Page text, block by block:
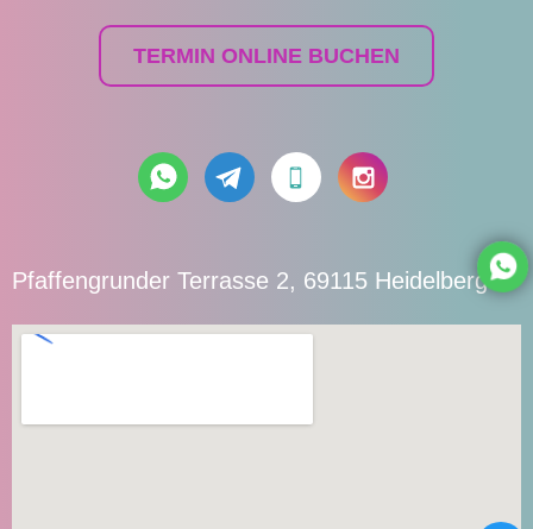
TERMIN ONLINE BUCHEN
Pfaffengrunder Terrasse 2, 69115 Heidelberg